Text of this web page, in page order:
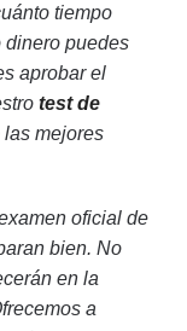
tiempo
dinero puedes
aprobar el
test de
las mejores
oficial de
bien. No
en la
a